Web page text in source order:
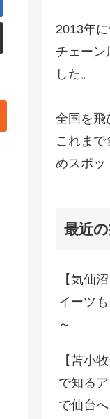
2013年
チェーン
した。
全国を飛
これま
めスポッ
最近
【気仙
イーツ
～
【苫小
で知る
で仙台へ